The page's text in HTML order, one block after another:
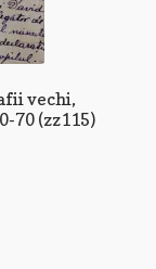
vechi,
70 (zz115)